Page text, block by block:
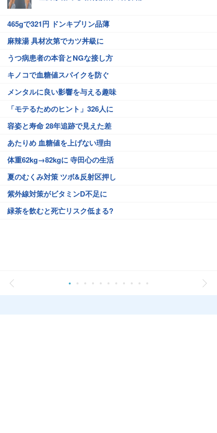
465gで321円 ドンキプリン品薄
麻辣湯 具材次第でカツ丼級に
うつ病患者の本音とNGな接し方
キノコで血糖値スパイクを防ぐ
メンタルに良い影響を与える趣味
「モテるためのヒント」326人に
容姿と寿命 28年追跡で見えた差
あたりめ 血糖値を上げない理由
体重62kg→82kgに 寺田心の生活
夏のむくみ対策 ツボ&反射区押し
紫外線対策がビタミンD不足に
緑茶を飲むと死亡リスク低まる?